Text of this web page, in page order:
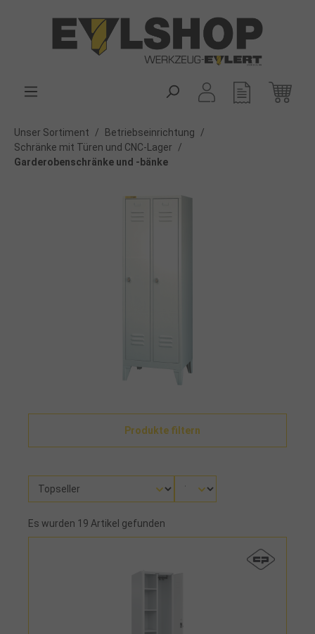
Unser Sortiment / Betriebseinrichtung
/
Schränke mit Türen und CNC-Lager
/
Garderobenschränke und -bänke
Produkte filtern
Es wurden 19 Artikel gefunden